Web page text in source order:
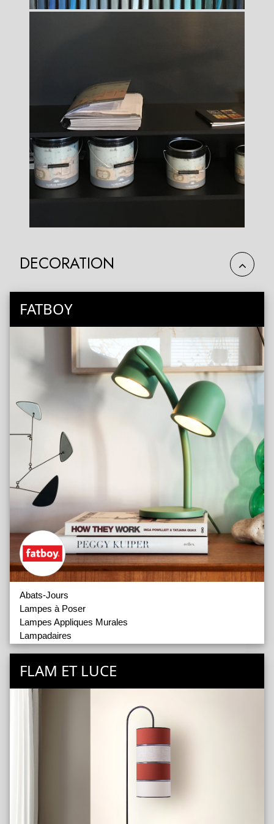
DECORATION
FATBOY
Abats-Jours
Lampes à Poser
Lampes Appliques Murales
Lampadaires
Lampes sans Fil
Accessoires d'Eclairage
FLAM ET LUCE